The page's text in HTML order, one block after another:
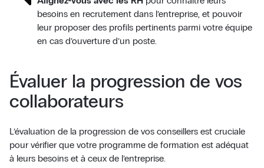
besoins en recrutement dans l’entreprise, et pouvoir
leur proposer des profils pertinents parmi votre équipe
en cas d’ouverture d’un poste.
Évaluer la progression de vos
collaborateurs
L’évaluation de la progression de vos conseillers est cruciale
pour vérifier que votre programme de formation est adéquat
à leurs besoins et à ceux de l’entreprise.